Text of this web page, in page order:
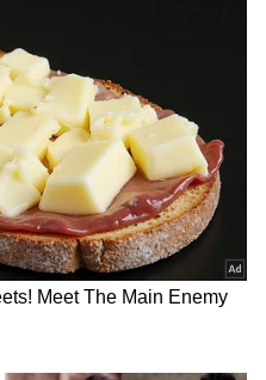
ಹಠ ಹಿಡಿದಳು. ಆದರೆ
ಮತ್ತೆ ಪುನಃ ಜೂನ್ 14
ಕೋಟೆಗೆ ಹೋದಳು. ಅಲ್ಲಿ
ಅಲ್ಲೇ ಇದ್ದ ಸಣ್ಣ
ಹಾವು ಇತ್ತು ಅದಕ್ಕಾಗಿ
ಒಂದು ದಿನ ಮುಂಚಿತವಾಗಿ
ಮತ್ತೆ ಕೋಟೆಗೆ ಹೋಗಲು
ಬೆಳಿಗ್ಗೆ, ಸಿಯಾ ಮತ್ತು